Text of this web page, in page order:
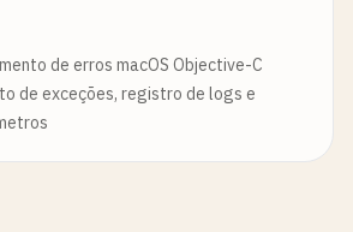
de erros macOS Objective-C
de exceções, registro de logs e